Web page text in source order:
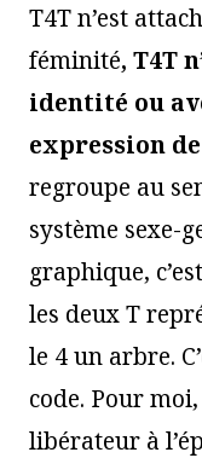
T4T n’est
féminité, T4T
identité ou
expression
regroupe au
système sexe-
graphique,
les deux T
le 4 un arbre.
code. Pour
libérateur à